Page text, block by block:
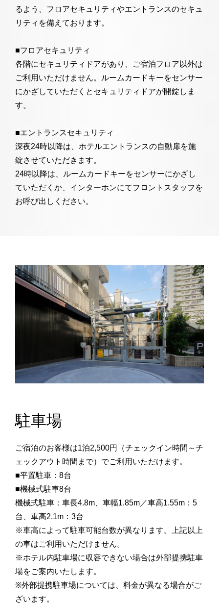
るよう、フロアセキュリティやエントランスのセキュ
リティを備えております。
■フロアセキュリティ
各階にセキュリティドアがあり、ご宿泊フロア以外は
ご利用いただけません。ルームカードキーをセンサー
にかざしていただくとセキュリティドアが開錠しま
す。
■エントランスセキュリティ
深夜24時以降は、ホテルエントランスの自動扉を施
錠させていただきます。
24時以降は、ルームカードキーをセンサーにかざし
ていただくか、インターホンにてフロントスタッフを
お呼び出しください。
駐車場
ご宿泊のお客様は1泊2,500円（チェックイン時間～チ
ェックアウト時間まで）でご利用いただけます。
■平置駐車：8台
■機械式駐車8台
機械式駐車：車長4.8m、車幅1.85m／車高1.55m：5
台、車高2.1m：3台
※車高によって駐車可能台数が異なります。上記以上
の車はご利用いただけません。
※ホテル内駐車場に収容できない場合は外部提携駐車
場をご案内いたします。
※外部提携駐車場については、料金が異なる場合がご
ざいます。
宿泊予約確認・キャンセル